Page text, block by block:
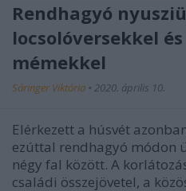
Rendhagyó
locsolóversekkel
mémekkel
Sáringer Viktória • 2020. április 10.
Elérkezett a húsvét
ezúttal rendhagyó módon
négy fal között. A
családi összejövetel, a